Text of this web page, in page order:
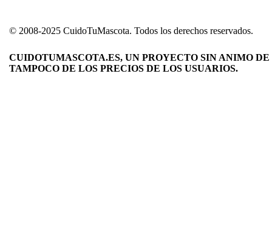
© 2008-2025 CuidoTuMascota. Todos los derechos reservados.
CUIDOTUMASCOTA.ES, UN PROYECTO SIN ANIMO
TAMPOCO DE LOS PRECIOS DE LOS USUARIOS.